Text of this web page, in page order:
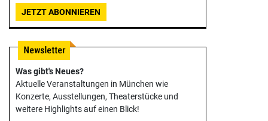
JETZT ABONNIEREN
Was gibt's Neues?
Aktuelle Veranstaltungen in München wie
Konzerte, Ausstellungen, Theater­stücke und
weitere Highlights auf einen Blick!